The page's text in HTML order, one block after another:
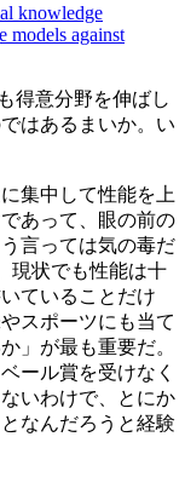
knowledge
models against
得意分野を伸ばし
はあるまいか。い
集中して性能を上
あって、眼の前の
言っては気の毒だ
現状でも性能は十
ていることだけ
スポーツにも当て
」が最も重要だ。
ール賞を受けなく
いわけで、とにか
なんだろうと経験